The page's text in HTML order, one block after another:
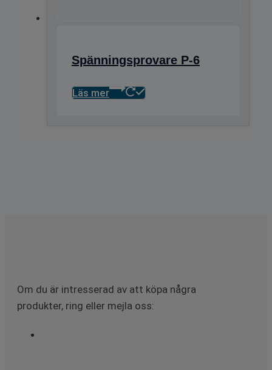
Spänningsprovare P-6
Läs mer
Om du är intresserad av att köpa några
produkter, ring eller mejla oss: